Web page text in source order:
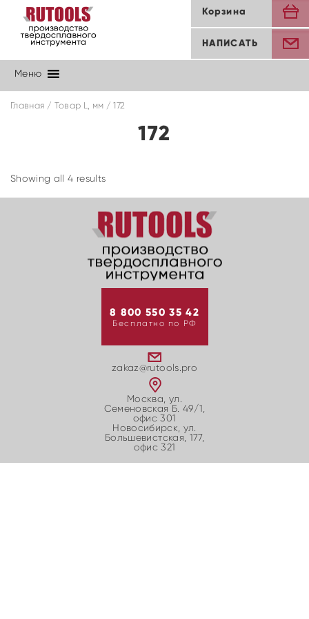
Корзина
НАПИСАТЬ
Меню
Главная / Товар L, мм / 172
172
Showing all 4 results
8 800 550 35 42
Бесплатно по РФ
zakaz@rutools.pro
Москва, ул.
Семеновская Б. 49/1,
офис 301
Новосибирск, ул.
Большевиcтская, 177,
офис 321